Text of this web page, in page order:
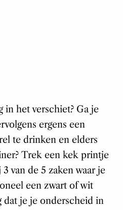
in het verschiet? Ga je
ergens een
te drinken en elders
Trek een kek printje
van de 5 zaken waar je
een zwart of wit
dat je je onderscheid in